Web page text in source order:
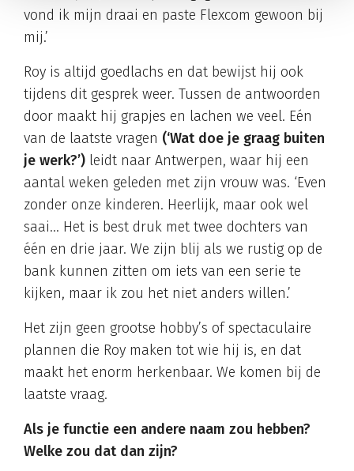
vond ik mijn draai en paste Flexcom gewoon bij
mij.’
Roy is altijd goedlachs en dat bewijst hij ook
tijdens dit gesprek weer. Tussen de antwoorden
door maakt hij grapjes en lachen we veel. Eén
van de laatste vragen (‘Wat doe je graag buiten
je werk?’) leidt naar Antwerpen, waar hij een
aantal weken geleden met zijn vrouw was. ‘Even
zonder onze kinderen. Heerlijk, maar ook wel
saai… Het is best druk met twee dochters van
één en drie jaar. We zijn blij als we rustig op de
bank kunnen zitten om iets van een serie te
kijken, maar ik zou het niet anders willen.’
Het zijn geen grootse hobby’s of spectaculaire
plannen die Roy maken tot wie hij is, en dat
maakt het enorm herkenbaar. We komen bij de
laatste vraag.
Als je functie een andere naam zou hebben?
Welke zou dat dan zijn?